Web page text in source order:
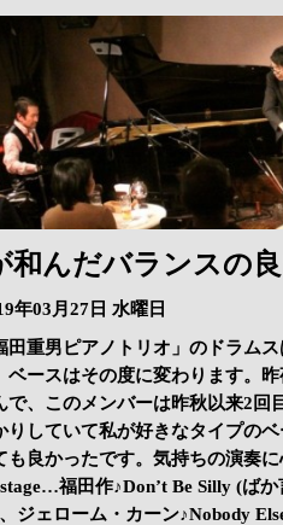
和んだバランスの
年03月27日 水曜日
田重男ピアノトリオ」のドラム
ベースはその度に変わります。
で、このメンバーは昨秋以来2回
りしていて私が好きなタイプの
も良かったです。気持ちの演奏に
福田作♪Don’t Be Silly (ば
ジェローム・カーン♪Nobody